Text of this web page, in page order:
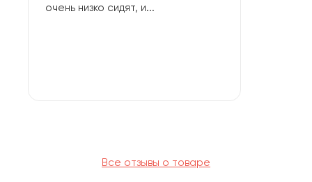
очень низко сидят, и...
Все отзывы о товаре